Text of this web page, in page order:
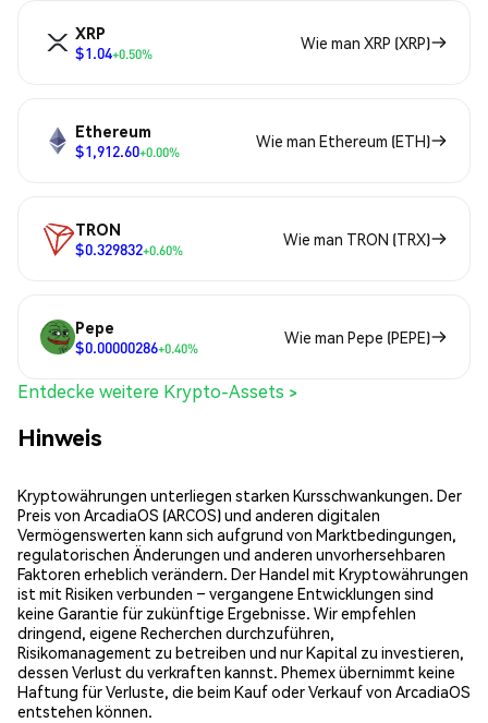
XRP
$1.04+0.50%
Wie man XRP (XRP)
Ethereum
$1,912.60+0.00%
Wie man Ethereum (ETH)
TRON
$0.329832+0.60%
Wie man TRON (TRX)
Pepe
$0.00000286+0.40%
Wie man Pepe (PEPE)
Entdecke weitere Krypto-Assets >
Hinweis
Kryptowährungen unterliegen starken Kursschwankungen. Der
Preis von ArcadiaOS (ARCOS) und anderen digitalen
Vermögenswerten kann sich aufgrund von Marktbedingungen,
regulatorischen Änderungen und anderen unvorhersehbaren
Faktoren erheblich verändern. Der Handel mit Kryptowährungen
ist mit Risiken verbunden – vergangene Entwicklungen sind
keine Garantie für zukünftige Ergebnisse. Wir empfehlen
dringend, eigene Recherchen durchzuführen,
Risikomanagement zu betreiben und nur Kapital zu investieren,
dessen Verlust du verkraften kannst. Phemex übernimmt keine
Haftung für Verluste, die beim Kauf oder Verkauf von ArcadiaOS
entstehen können.